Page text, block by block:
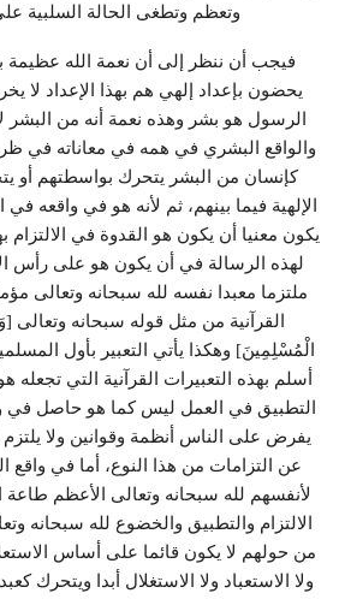
وتعظم وتطغى الحالة السلبية
فيجب أن ننظر إلى أن نعمة الله عظيمة
يحضون بإعداد إلهي هم بهذا الإعداد لا
الرسول هو بشر وهذه نعمة أنه من البشر
والواقع البشري في همه في معاناته في
كإنسان من البشر يتحرك بواسطتهم أو
الإلهية فيما بينهم، ثم لأنه هو في واقعه
يكون معنيا أن يكون هو القدوة في الالتزام
لهذه الرسالة في أن يكون هو على رأس
ملتزما معبدا نفسه لله سبحانه وتعالى
القرآنية من مثل قوله سبحانه وتعالى
الْمُسْلِمِينَ] وهكذا يأتي التعبير بأول
أسلم بهذه التعبيرات القرآنية التي تجعله
التطبيق في العمل ليس كما هو حاصل في
يفرض على الناس أنظمة وقوانين ولا يلتزم
عن التزامات من هذا النوع، أما في واقع
لأنفسهم لله سبحانه وتعالى الأعظم طاعة
الالتزام والتطبيق والخضوع لله سبحانه
من حولهم لا يكون قائما على أساس
ولا الاستعباد ولا الاستغلال أبدا ويتحرك